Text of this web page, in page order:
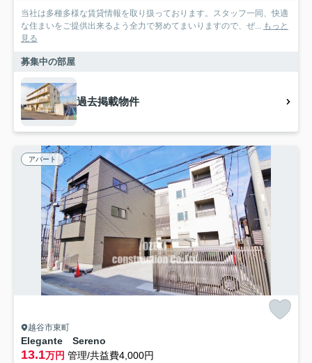
当社は多種多様な賃貸情報を取り扱っております。スタッフ一同、快適
な住まいをご提供出来るよう全力で努めてまいりますので、ぜ...
もっと
見る
募集中の部屋
過去掲載物件
アパート
越谷市東町
Elegante Sereno
13.1万円 管理/共益費4,000円